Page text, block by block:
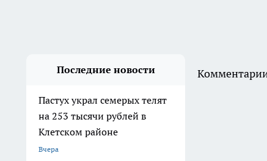
покататься
В Волгограде здание
общежития не признают
аварийным, несмотря на